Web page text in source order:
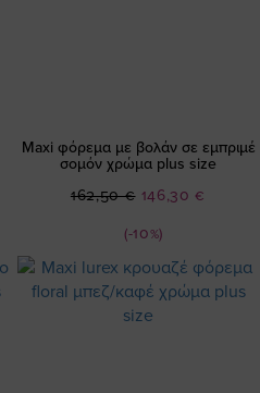
Maxi φόρεμα με βολάν σε εμπριμέ
σομόν χρώμα plus size
(-10%)
Ειδική
146,30 €
162,50 €